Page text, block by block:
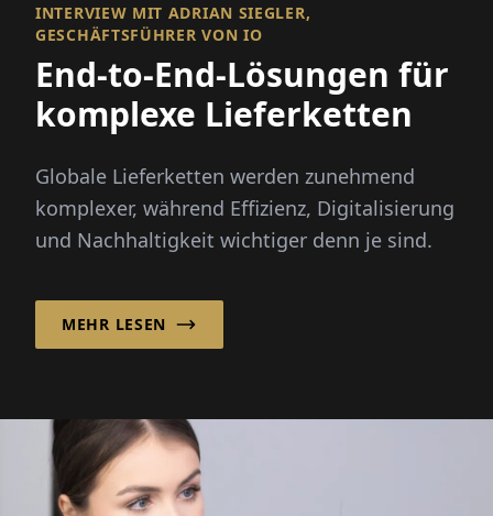
INTERVIEW MIT ADRIAN SIEGLER,
GESCHÄFTSFÜHRER VON IO
End-to-End-Lösungen für
komplexe Lieferketten
Globale Lieferketten werden zunehmend
komplexer, während Effizienz, Digitalisierung
und Nachhaltigkeit wichtiger denn je sind.
MEHR LESEN